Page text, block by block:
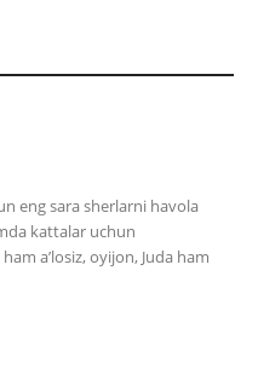
eng sara sherlarni havola
kattalar uchun
a’losiz, oyijon, Juda ham